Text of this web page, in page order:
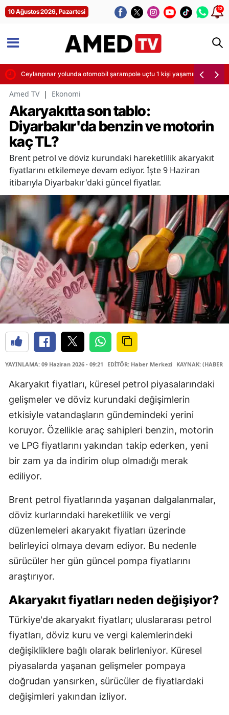
10 Ağustos 2026, Pazartesi 12
Ceylanpınar yolunda otomobil şarampole uçtu 1 kişi yaşamını yitirdi
Amed TV | Ekonomi
Akaryakıtta son tablo:
Diyarbakır'da benzin ve motorin
kaç TL?
Brent petrol ve döviz kurundaki hareketlilik akaryakıt
fiyatlarını etkilemeye devam ediyor. İşte 9 Haziran
itibarıyla Diyarbakır'daki güncel fiyatlar.
YAYINLAMA: 09 Haziran 2026 - 09:21 EDİTÖR: Haber Merkezi KAYNAK: (HABER
Akaryakıt fiyatları, küresel petrol piyasalarındaki
gelişmeler ve döviz kurundaki değişimlerin
etkisiyle vatandaşların gündemindeki yerini
koruyor. Özellikle araç sahipleri benzin, motorin
ve LPG fiyatlarını yakından takip ederken, yeni
bir zam ya da indirim olup olmadığı merak
ediliyor.
Brent petrol fiyatlarında yaşanan dalgalanmalar,
döviz kurlarındaki hareketlilik ve vergi
düzenlemeleri akaryakıt fiyatları üzerinde
belirleyici olmaya devam ediyor. Bu nedenle
sürücüler her gün güncel pompa fiyatlarını
araştırıyor.
Akaryakıt fiyatları neden değişiyor?
Türkiye'de akaryakıt fiyatları; uluslararası petrol
fiyatları, döviz kuru ve vergi kalemlerindeki
değişikliklere bağlı olarak belirleniyor. Küresel
piyasalarda yaşanan gelişmeler pompaya
doğrudan yansırken, sürücüler de fiyatlardaki
değişimleri yakından izliyor.